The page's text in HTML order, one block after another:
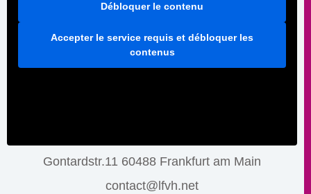
Débloquer le contenu
Accepter le service requis et débloquer les
contenus
Gontardstr.11 60488 Frankfurt am Main
contact@lfvh.net